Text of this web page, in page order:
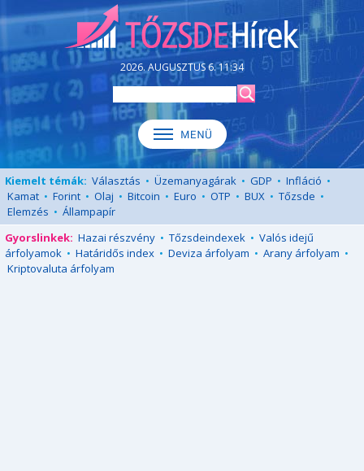
2026. AUGUSZTUS 6. 11:34
Kiemelt témák: Választás • Üzemanyagárak • GDP • Infláció •
Kamat • Forint • Olaj • Bitcoin • Euro • OTP • BUX • Tőzsde •
Elemzés • Állampapír
Gyorslinkek: Hazai részvény • Tőzsdeindexek • Valós idejű
árfolyamok • Határidős index • Deviza árfolyam • Arany árfolyam •
Kriptovaluta árfolyam